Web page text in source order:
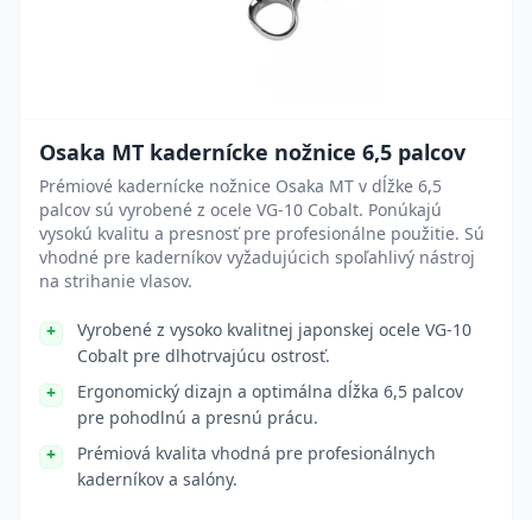
Osaka MT kadernícke nožnice 6,5 palcov
Prémiové kadernícke nožnice Osaka MT v dĺžke 6,5
palcov sú vyrobené z ocele VG-10 Cobalt. Ponúkajú
vysokú kvalitu a presnosť pre profesionálne použitie. Sú
vhodné pre kaderníkov vyžadujúcich spoľahlivý nástroj
na strihanie vlasov.
Vyrobené z vysoko kvalitnej japonskej ocele VG-10
Cobalt pre dlhotrvajúcu ostrosť.
Ergonomický dizajn a optimálna dĺžka 6,5 palcov
pre pohodlnú a presnú prácu.
Prémiová kvalita vhodná pre profesionálnych
kaderníkov a salóny.